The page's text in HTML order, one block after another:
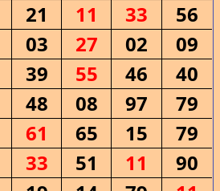
21 11 33
56
03 27 02
09
39 55 46
40
48 08 97
79
61 65 15
79
33 51 11
90